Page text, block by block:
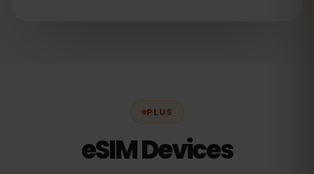
PLUS
eSIM Devices